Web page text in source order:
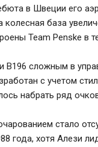
в Швеции его
база
Team Penske в
B196 сложным в
с учетом
набрать ряд
стало
года, хотя Алези